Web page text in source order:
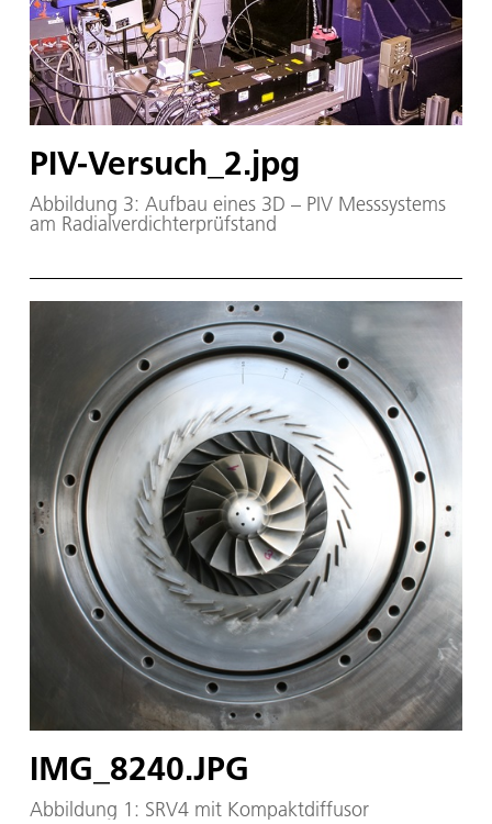
PIV-Versuch_2.jpg
Abbildung 3: Aufbau eines 3D – PIV Messsystems
am Radialverdichterprüfstand
IMG_8240.JPG
Abbildung 1: SRV4 mit Kompaktdiffusor